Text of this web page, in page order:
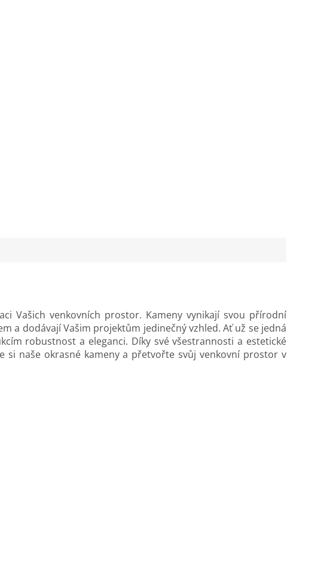
Vašich venkovních prostor. Kameny vynikají svou přírodní
a dodávají Vašim projektům jedinečný vzhled. Ať už se jedná
robustnost a eleganci. Díky své všestrannosti a estetické
naše okrasné kameny a přetvořte svůj venkovní prostor v